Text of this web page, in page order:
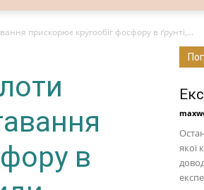
прискорює кругообіг фосфору в ґрунті,...
в
якої